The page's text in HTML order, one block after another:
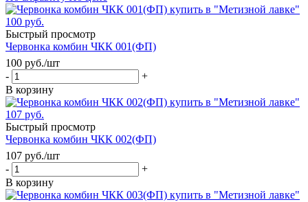
Быстрый просмотр
Червонка комбин ЧКК 001(ФП)
100 руб./шт
-
+
В корзину
Быстрый просмотр
Червонка комбин ЧКК 002(ФП)
107 руб./шт
-
+
В корзину